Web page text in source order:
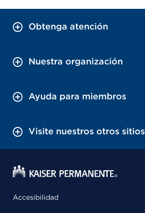
Obtenga atención
Nuestra organización
Ayuda para miembros
Visite nuestros otros sitios
Accesibilidad